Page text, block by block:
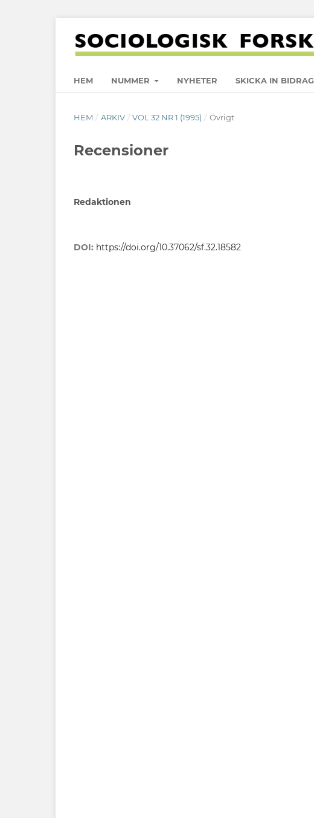
HEM NUMMER NYHETER SKICKA IN BIDRAG
HEM / ARKIV / VOL 32 NR 1 (1995) / Övrigt
Recensioner
Redaktionen
DOI: https://doi.org/10.37062/sf.32.18582